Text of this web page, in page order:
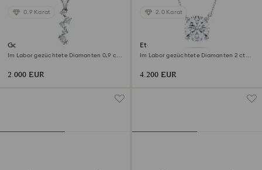
0.9 Karat
Galaxy Anhänger
Im Labor gezüchtete Diamanten 0,9 ct
2.000 EUR
2.0 Karat
Eternity Solitär-Anhänger
Im Labor gezüchtete Diamanten 2 ct
4.200 EUR